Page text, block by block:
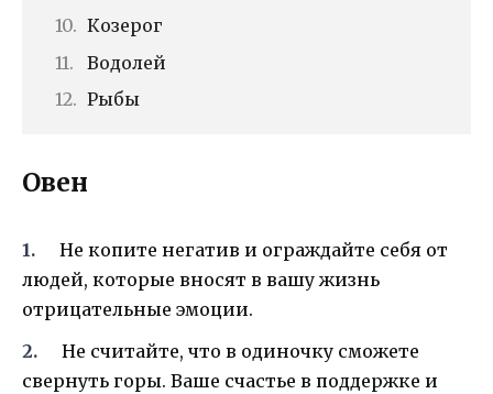
Козерог
Водолей
Рыбы
Овен
Не копите негатив и ограждайте себя от
людей, которые вносят в вашу жизнь
отрицательные эмоции.
Не считайте, что в одиночку сможете
свернуть горы. Ваше счастье в поддержке и